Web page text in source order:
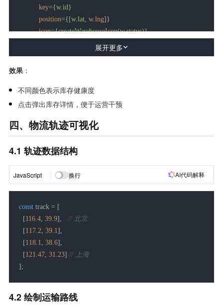
key={w.id}
position={[w.lat, w.lng]}
icon={createWarehouseIcon(w.status)}
<Popup>
</Popup>
</Marker>
</>
  );
展开更多
效果 ：
不同颜色表示库存健康度
点击弹出库存详情，便于运营干预
四、物流轨迹可视化
4.1 轨迹数据结构
JavaScript 换行 AI代码解释
const track = [
  [
116.4 39.9], // 北京
  [
117.2 39.1 ],
  [
118.1 38.6],
  [
121.47 31.23] // 上海
];
4.2 绘制运输路线